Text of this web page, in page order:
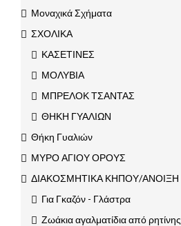
Μοναχικά Σχήματα
ΣΧΟΛΙΚΑ
ΚΑΣΕΤΙΝΕΣ
ΜΟΛΥΒΙΑ
ΜΠΡΕΛΟΚ ΤΣΑΝΤΑΣ
ΘΗΚΗ ΓΥΑΛΙΩΝ
Θήκη Γυαλιών
ΜΥΡΟ ΑΓΙΟΥ ΟΡΟΥΣ
ΔΙΑΚΟΣΜΗΤΙΚΑ ΚΗΠΟΥ/ΑΝΟΙΞΗ
Για Γκαζόν - Γλάστρα
Ζωάκια αγαλματίδια από ρητίνης